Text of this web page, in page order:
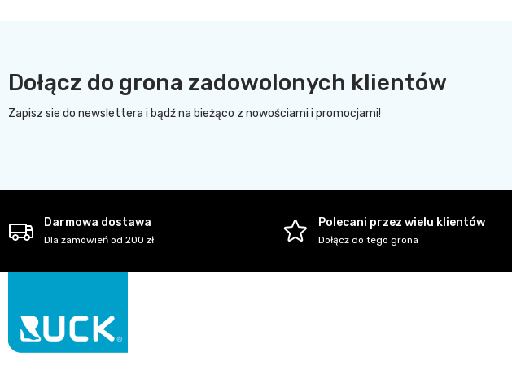
Dołącz do grona zadowolonych klientów
Zapisz sie do newslettera i bądź na bieżąco z nowościami i promocjami!
Darmowa dostawa
Dla zamówień od 200 zł
Polecani przez wielu klientów
Dołącz do tego grona